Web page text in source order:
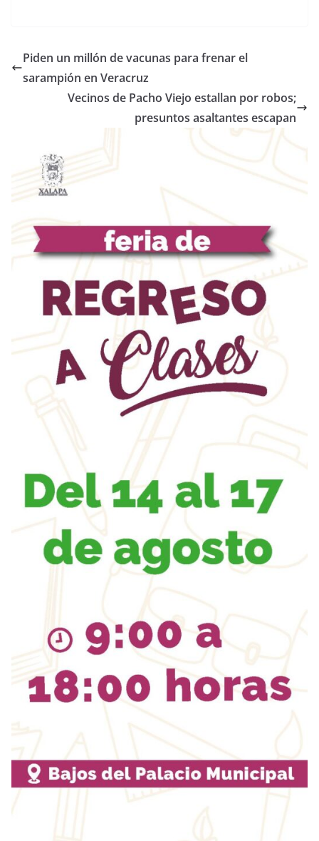
Piden un millón de vacunas para frenar el
sarampión en Veracruz
Vecinos de Pacho Viejo estallan por robos;
presuntos asaltantes escapan